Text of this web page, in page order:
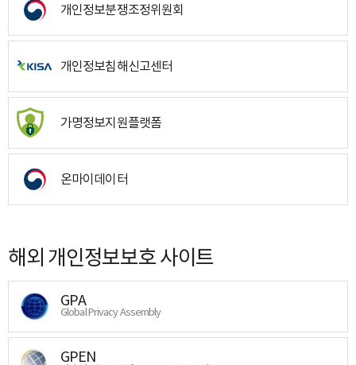
개인정보분쟁조정위원회
개인정보침해신고센터
가명정보지원플랫폼
온마이데이터
해외 개인정보보호 사이트
GPA
Global Privacy Assembly
GPEN